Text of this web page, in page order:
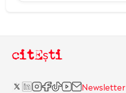
citEști
Newsletter